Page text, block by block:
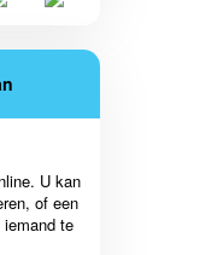
U kan
of een
te